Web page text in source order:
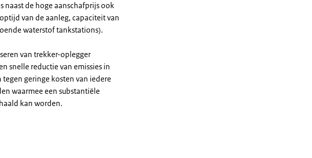
de hoge aanschafprijs ook
van de aanleg, capaciteit van
waterstof tankstations).
van trekker-oplegger
snelle reductie van emissies in
geringe kosten van iedere
waarmee een substantiële
kan worden.